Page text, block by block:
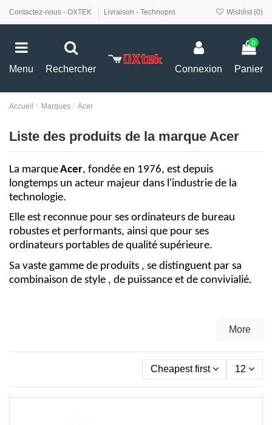
Contactez-nous - OXTEK Livraison - Technopro Wishlist (0)
Menu Rechercher Connexion
0
Panier
Accueil Marques Acer
Liste des produits de la marque Acer
La marqueAcer, fondée en 1976, est depuis
longtemps un acteur majeur dans l'industrie de la
technologie.
Elle est reconnue pour ses ordinateurs de bureau
robustes et performants, ainsi que pour ses
ordinateurs portables de qualité supérieure.
Sa vaste gamme de produits , se distinguent par sa
combinaison de style , de puissance et de convivialié.
More
Cheapest first 12